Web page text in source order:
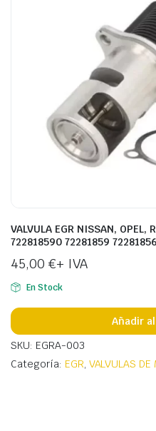
VALVULA EGR NISSAN, OPEL,
722818590 72281859 72281856
45,00 €+ IVA
En Stock
Añadir
SKU: EGRA-003
Categoría: EGR, VALVULAS DE